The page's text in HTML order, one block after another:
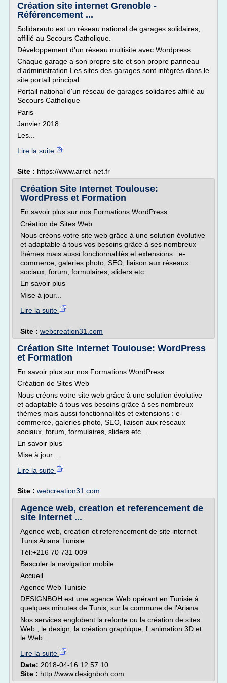
Création site internet Grenoble -
Référencement ...
Solidarauto est un réseau national de garages solidaires,
affilié au Secours Catholique.
Développement d'un réseau multisite avec Wordpress.
Chaque garage a son propre site et son propre panneau
d'administration.Les sites des garages sont intégrés dans le
site portail principal.
Portail national d'un réseau de garages solidaires affilié au
Secours Catholique
Paris
Janvier 2018
Les...
Lire la suite
Site : https://www.arret-net.fr
Création Site Internet Toulouse:
WordPress et Formation
En savoir plus sur nos Formations WordPress
Création de Sites Web
Nous créons votre site web grâce à une solution évolutive
et adaptable à tous vos besoins grâce à ses nombreux
thèmes mais aussi fonctionnalités et extensions : e-
commerce, galeries photo, SEO, liaison aux réseaux
sociaux, forum, formulaires, sliders etc...
En savoir plus
Mise à jour...
Lire la suite
Site : webcreation31.com
Création Site Internet Toulouse: WordPress
et Formation
En savoir plus sur nos Formations WordPress
Création de Sites Web
Nous créons votre site web grâce à une solution évolutive
et adaptable à tous vos besoins grâce à ses nombreux
thèmes mais aussi fonctionnalités et extensions : e-
commerce, galeries photo, SEO, liaison aux réseaux
sociaux, forum, formulaires, sliders etc...
En savoir plus
Mise à jour...
Lire la suite
Site : webcreation31.com
Agence web, creation et referencement de
site internet ...
Agence web, creation et referencement de site internet
Tunis Ariana Tunisie
Tél:+216 70 731 009
Basculer la navigation mobile
Accueil
Agence Web Tunisie
DESIGNBOH est une agence Web opérant en Tunisie à
quelques minutes de Tunis, sur la commune de l'Ariana.
Nos services englobent la refonte ou la création de sites
Web , le design, la création graphique, l' animation 3D et
le Web...
Lire la suite
Date: 2018-04-16 12:57:10
Site : http://www.designboh.com